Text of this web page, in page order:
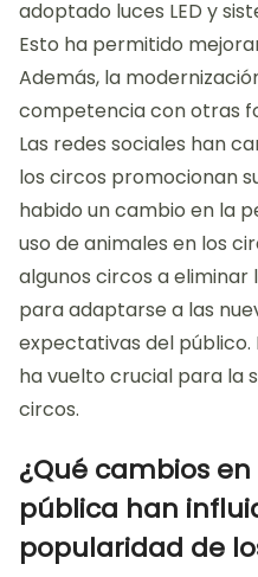
adoptado luces LED y
Esto ha permitido
Además, la
competencia con otras
Las redes sociales han
los circos promocionan
habido un cambio en la
uso de animales en los
algunos circos a
para adaptarse a las
expectativas del público.
ha vuelto crucial para la
circos.
¿Qué cambios
pública han
popularidad de